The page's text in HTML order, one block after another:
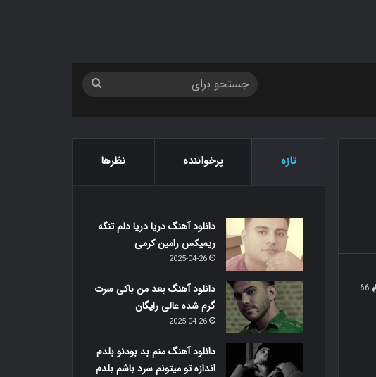
66
تازه پرخواننده نظرها
دانلود آهنگ دریا دریا دلم تنگه
ریمیکس رامین کرمی
2025-04-26
دانلود آهنگ بعد من باکی سرت
گرم شده عالی رایگان
2025-04-26
دانلود آهنگ منم بد بودنو بلدم
اندازه تو میتونم سرد باشم بلدم